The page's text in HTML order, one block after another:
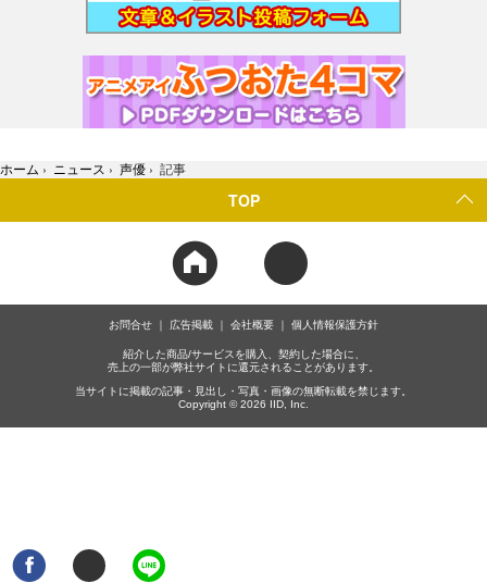
ホーム › ニュース › 声優 › 記事
TOP
お問合せ 広告掲載 会社概要 個人情報保護方針
紹介した商品/サービスを購入、契約した場合に、
売上の一部が弊社サイトに還元されることがあります。
当サイトに掲載の記事・見出し・写真・画像の無断転載を禁じます。
Copyright © 2026 IID, Inc.